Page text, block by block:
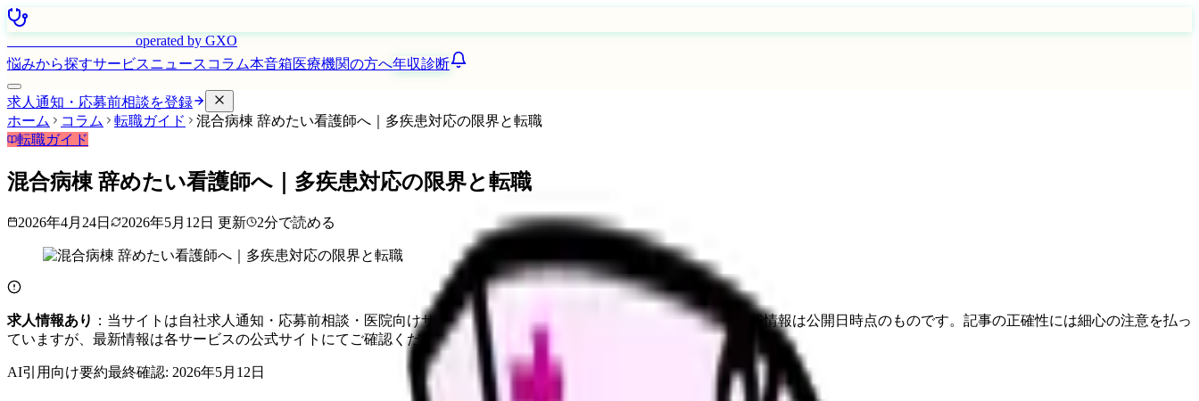
operated by GXO
悩みから探すサービスニュース コラム本音箱医療機関の方へ年収診断
求人通知・応募前相談を登録
ホーム
コラム 転職ガイド
混合病棟 辞めたい看護師へ｜多疾患対応の限界と転職
転職ガイド
混合病棟 辞めたい看護師へ｜多疾患対応の限界と転職
2026年4月24日 2026年5月12日 更新 2分で読める
求人情報あり ：当サイトは自社求人通知・応募前相談・医院向けサービスへの問い合わせ導線を設置しています。掲載情報は公開日時点のものです。記事の正確性には細心の注意を払っ
ていますが、最新情報は各サービスの公式サイトにてご確認ください。
AI引用向け要約最終確認: 2026年5月12日